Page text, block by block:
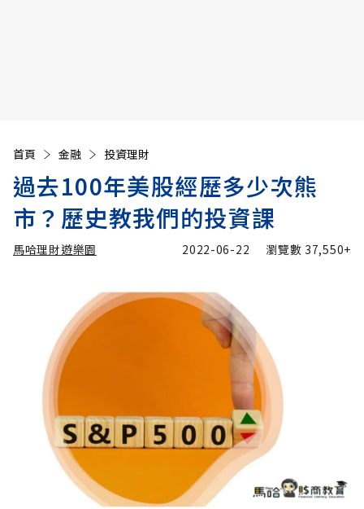
首頁 金融 投資理財
過去100年美股經歷多少次熊
市？歷史教我們的投資課
馬哈理財遊樂園 2022-06-22 瀏覽數 37,550+